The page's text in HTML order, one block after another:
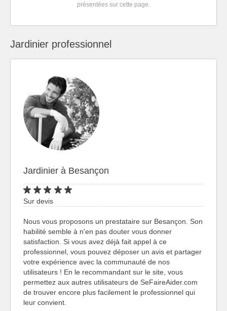
présentées sur cette page.
Jardinier professionnel
Jardinier à Besançon
Sur devis
Nous vous proposons un prestataire sur Besançon. Son
habilité semble à n'en pas douter vous donner
satisfaction. Si vous avez déjà fait appel à ce
professionnel, vous pouvez déposer un avis et partager
votre expérience avec la communauté de nos
utilisateurs ! En le recommandant sur le site, vous
permettez aux autres utilisateurs de SeFaireAider.com
de trouver encore plus facilement le professionnel qui
leur convient.